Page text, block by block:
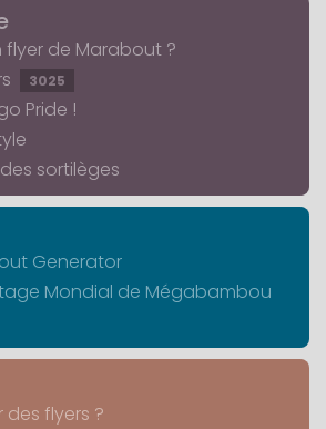
de Marabout ?
3025
Pride !
sortilèges
Generator
Mondial de Mégabambou
flyers ?